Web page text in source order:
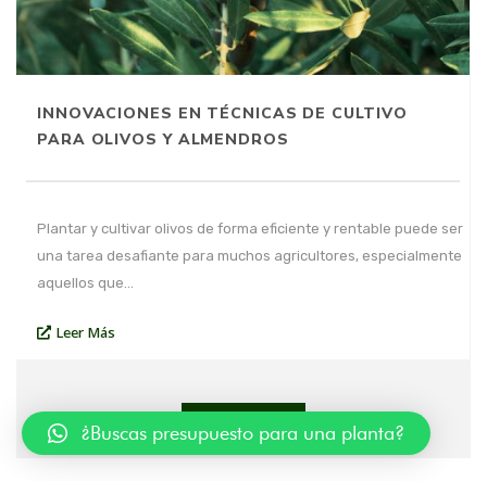
INNOVACIONES EN TÉCNICAS DE CULTIVO
PARA OLIVOS Y ALMENDROS
Plantar y cultivar olivos de forma eficiente y rentable puede ser
una tarea desafiante para muchos agricultores, especialmente
aquellos que…
Leer Más
Load More
¿Buscas presupuesto para una planta?